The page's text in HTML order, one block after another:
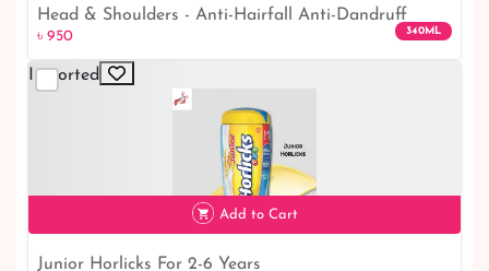
৳ 950
Head & Shoulders - Anti-Hairfall Anti-Dandruff
Shampoo - 340ml
৳ 950 340ML
Imported
Add to Cart
Junior Horlicks For 2-6 Years